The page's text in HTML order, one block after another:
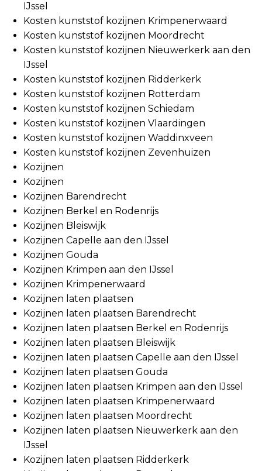
IJssel
Kosten kunststof kozijnen Krimpenerwaard
Kosten kunststof kozijnen Moordrecht
Kosten kunststof kozijnen Nieuwerkerk aan den
IJssel
Kosten kunststof kozijnen Ridderkerk
Kosten kunststof kozijnen Rotterdam
Kosten kunststof kozijnen Schiedam
Kosten kunststof kozijnen Vlaardingen
Kosten kunststof kozijnen Waddinxveen
Kosten kunststof kozijnen Zevenhuizen
Kozijnen
Kozijnen
Kozijnen Barendrecht
Kozijnen Berkel en Rodenrijs
Kozijnen Bleiswijk
Kozijnen Capelle aan den IJssel
Kozijnen Gouda
Kozijnen Krimpen aan den IJssel
Kozijnen Krimpenerwaard
Kozijnen laten plaatsen
Kozijnen laten plaatsen Barendrecht
Kozijnen laten plaatsen Berkel en Rodenrijs
Kozijnen laten plaatsen Bleiswijk
Kozijnen laten plaatsen Capelle aan den IJssel
Kozijnen laten plaatsen Gouda
Kozijnen laten plaatsen Krimpen aan den IJssel
Kozijnen laten plaatsen Krimpenerwaard
Kozijnen laten plaatsen Moordrecht
Kozijnen laten plaatsen Nieuwerkerk aan den
IJssel
Kozijnen laten plaatsen Ridderkerk